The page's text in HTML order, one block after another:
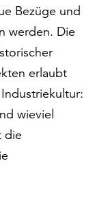
Bezüge und
werden. Die
erlaubt
wieviel
die